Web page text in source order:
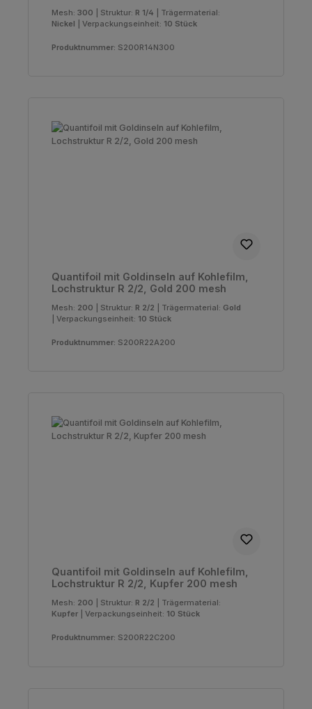
Mesh: 300 Struktur: R 1/4
Trägermaterial:
Nickel
Verpackungseinheit: 10 Stück
Produktnummer: S200R14N300
Quantifoil mit Goldinseln auf Kohlefilm,
Lochstruktur R 2/2, Gold 200 mesh
Mesh: 200 Struktur: R 2/2 Trägermaterial: Gold
Verpackungseinheit: 10 Stück
Produktnummer: S200R22A200
Quantifoil mit Goldinseln auf Kohlefilm,
Lochstruktur R 2/2, Kupfer 200 mesh
Mesh: 200 Struktur: R 2/2
Trägermaterial:
Kupfer
Verpackungseinheit: 10 Stück
Produktnummer: S200R22C200